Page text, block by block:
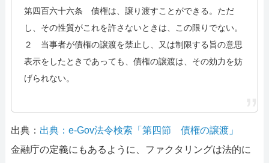
第四百六十六条 債権は、譲り渡すことができる。ただ
し、その性質がこれを許さないときは、この限りでない。
２ 当事者が債権の譲渡を禁止し、又は制限する旨の意思
表示をしたときであっても、債権の譲渡は、その効力を妨
げられない。
出典： 出典：e-Gov法令検索「第四節 債権の譲渡」
金融庁の定義にもあるように、ファクタリングは法的に